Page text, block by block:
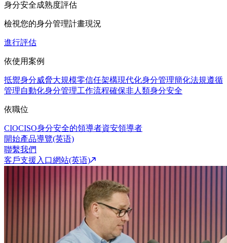
身分安全成熟度評估
檢視您的身分管理計畫現況
進行評估
依使用案例
抵禦身分威脅大規模零信任架構現代化身分管理簡化法規遵循
管理自動化身分管理工作流程確保非人類身分安全
依職位
CIOCISO身分安全的領導者資安領導者
開始產品導覽(英语)
聯繫我們
客戶支援入口網站(英语)